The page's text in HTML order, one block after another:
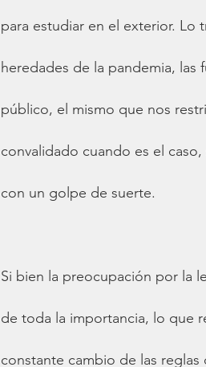
para estudiar en el exterior. Lo
heredades de la pandemia, las
público, el mismo que nos
convalidado cuando es el
con un golpe de suerte.
Si bien la preocupación por la
de toda la importancia, lo que
constante cambio de las